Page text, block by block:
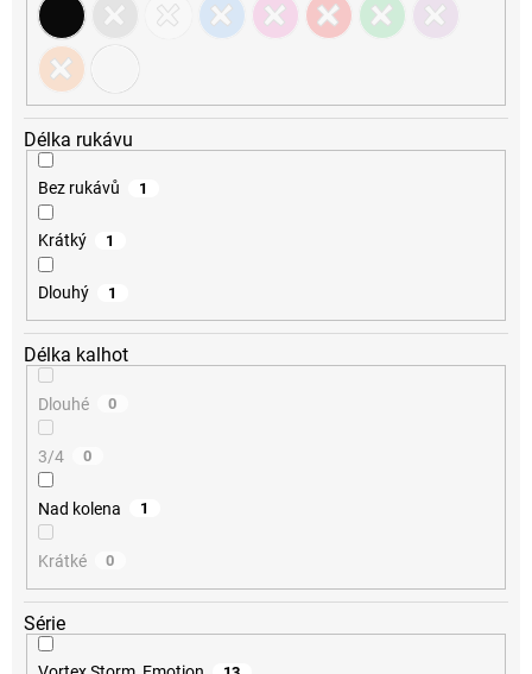
Délka rukávu
Bez rukávů 1
Krátký 1
Dlouhý 1
Délka kalhot
Dlouhé 0
3/4 0
Nad kolena 1
Krátké 0
Série